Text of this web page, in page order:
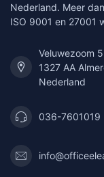
Nederland. Meer
ISO 9001 en 27001
Veluwezoom 5
1327 AA
Nederland
036-7601019